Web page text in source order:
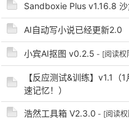
Sandboxie Plus v1.16.8
AI自动写小说已经更新2.0
小宾AI抠图 v0.2.5 - [阅读权
【反应测试&训练】v1.1
速记忆！）
浩然工具箱 V2.3.0 - [阅读权